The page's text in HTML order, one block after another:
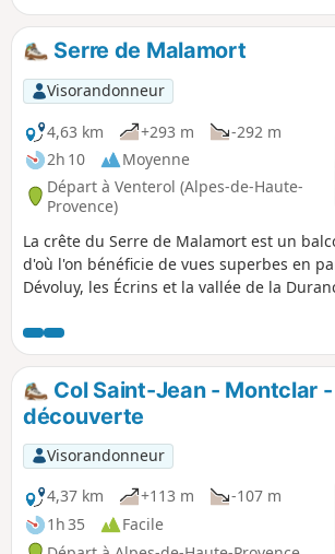
Serre de Malamort
Visorandonneur
4,63 km
+293 m
-292 m
2h 10
Moyenne
Départ à Venterol (Alpes-de-Haute-
Provence)
La crête du Serre de Malamort est un
d'où l'on bénéficie de vues superbes en
Dévoluy, les Écrins et la vallée de la
automne.
Col Saint-Jean - Montclar
découverte
Visorandonneur
4,37 km
+113 m
-107 m
1h 35
Facile